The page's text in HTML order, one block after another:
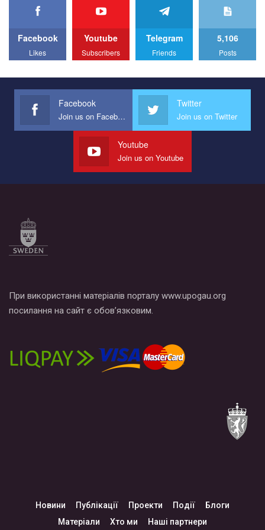
Facebook
Likes
Youtube
Subscribers
Telegram
Friends
5,106
Posts
Facebook
Join us on Facebook
Twitter
Join us on Twitter
Youtube
Join us on Youtube
При використанні матеріалів порталу www.upogau.org
посилання на сайт є обов’язковим.
Новини Публікації Проекти Події
Блоги
Матеріали
Хто ми Наші партнери